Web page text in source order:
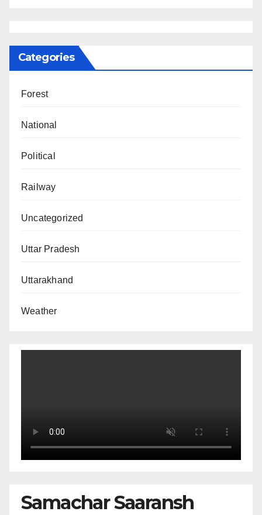
Categories
Forest
National
Political
Railway
Uncategorized
Uttar Pradesh
Uttarakhand
Weather
Samachar Saaransh